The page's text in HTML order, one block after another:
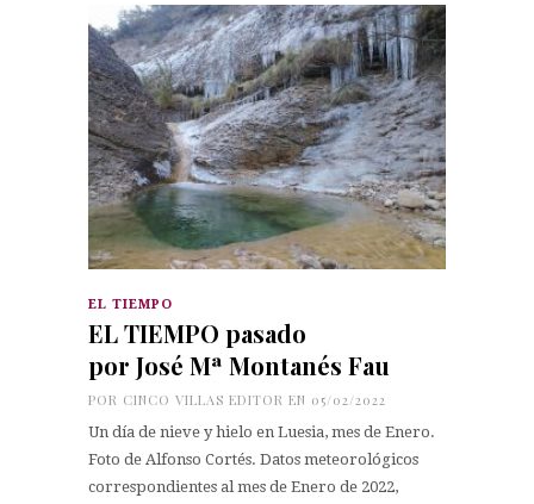
EL TIEMPO
EL TIEMPO pasado
por José Mª Montanés Fau
POR CINCO VILLAS EDITOR EN 05/02/2022
Un día de nieve y hielo en Luesia, mes de Enero.
Foto de Alfonso Cortés. Datos meteorológicos
correspondientes al mes de Enero de 2022,